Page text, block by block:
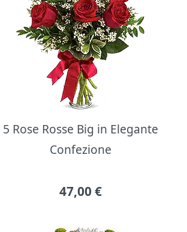
5 Rose Rosse Big in Elegante
Confezione
47,00 €